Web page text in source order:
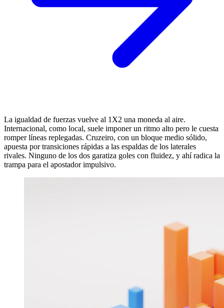
La igualdad de fuerzas vuelve al 1X2 una moneda al aire.
Internacional, como local, suele imponer un ritmo alto pero le cuesta
romper líneas replegadas. Cruzeiro, con un bloque medio sólido,
apuesta por transiciones rápidas a las espaldas de los laterales
rivales. Ninguno de los dos garatiza goles con fluidez, y ahí radica la
trampa para el apostador impulsivo.